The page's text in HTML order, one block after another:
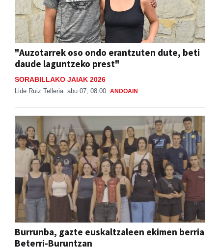
"Auzotarrek oso ondo erantzuten dute, beti
daude laguntzeko prest"
SORABILLAKO JAIAK 2026
Lide Ruiz Telleria abu 07, 08:00 ANDOAIN
Burrunba, gazte euskaltzaleen ekimen berria
Beterri-Buruntzan